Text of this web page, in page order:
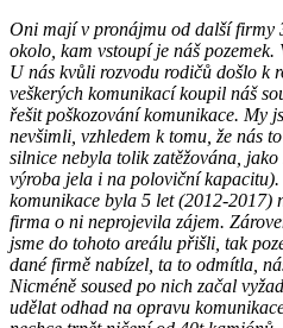
Oni mají v pronájmu od další firmy
okolo, kam vstoupí je náš pozemek.
U nás kvůli rozvodu rodičů došlo k
veškerých komunikací koupil náš
řešit poškozování komunikace. My
nevšimli, vzhledem k tomu, že nás
silnice nebyla tolik zatěžována,
výroba jela i na poloviční kapacitu).
komunikace byla 5 let (2012-2017)
firma o ni neprojevila zájem.
jsme do tohoto areálu přišli, tak
dané firmě nabízel, ta to odmítla,
Nicméně soused po nich začal
udělat odhad na opravu